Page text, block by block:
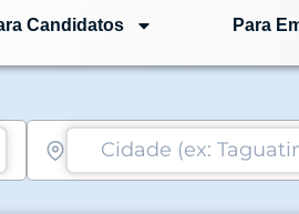
Candidatos Para